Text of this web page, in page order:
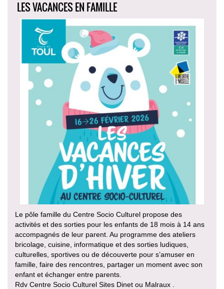
LES VACANCES EN FAMILLE
Le pôle famille du Centre Socio Culturel propose des
activités et des sorties pour les enfants de 18 mois à 14 ans
accompagnés de leur parent. Au programme des ateliers
bricolage, cuisine, informatique et des sorties ludiques,
culturelles, sportives ou de découverte pour s’amuser en
famille, faire des rencontres, partager un moment avec son
enfant et échanger entre parents.
Rdv Centre Socio Culturel Sites Dinet ou Malraux .